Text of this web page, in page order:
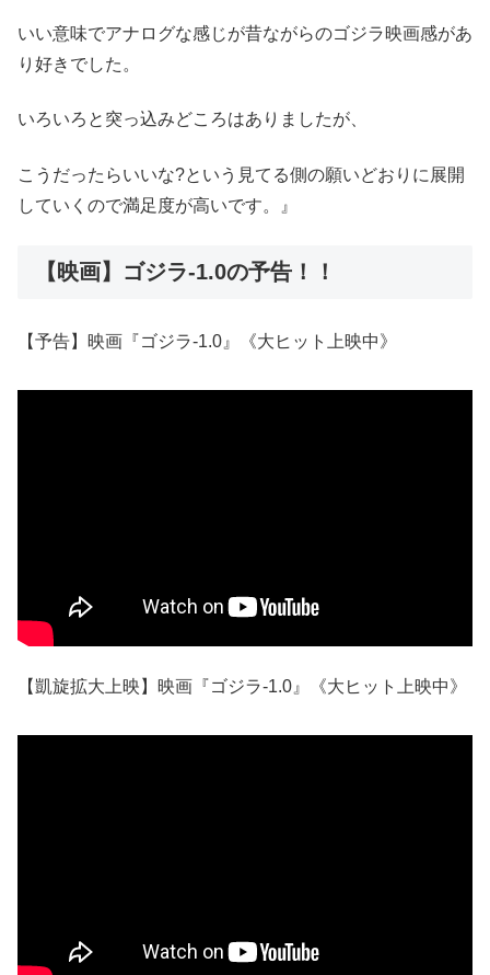
いい意味でアナログな感じが昔ながらのゴジラ映画感があ
り好きでした。
いろいろと突っ込みどころはありましたが、
こうだったらいいな?という見てる側の願いどおりに展開
していくので満足度が高いです。』
【映画】ゴジラ-1.0の予告！！
【予告】映画『ゴジラ-1.0』《大ヒット上映中》
【凱旋拡大上映】映画『ゴジラ-1.0』《大ヒット上映中》